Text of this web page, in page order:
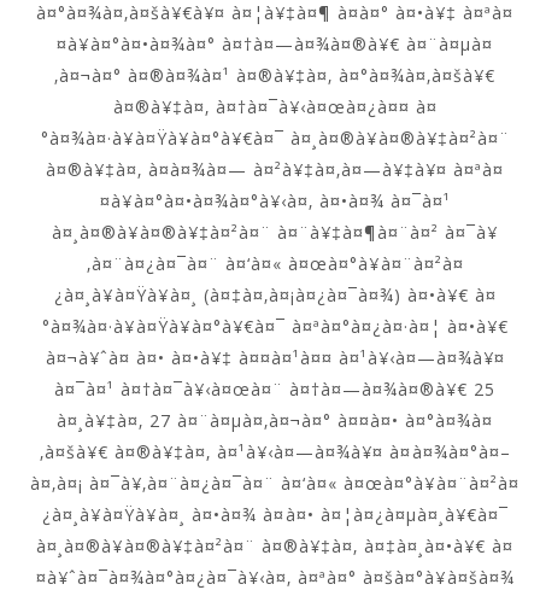
à¤°à¤¾à¤‚à¤šà¥€à¥¤ à¤¦à¥‡à¤¶ à¤­à¤° à¤•à¥‡ à¤ªà¤
¤à¥à¤°à¤•à¤¾à¤° à¤†à¤—à¤¾à¤®à¥€ à¤¨à¤µà¤
‚à¤¬à¤° à¤®à¤¾à¤¹ à¤®à¥‡à¤‚ à¤°à¤¾à¤‚à¤šà¥€
à¤®à¥‡à¤‚ à¤†à¤¯à¥‹à¤œà¤¿à¤¤ à¤
°à¤¾à¤·à¥à¤Ÿà¥à¤°à¥€à¤¯ à¤¸à¤®à¥à¤®à¥‡à¤²à¤¨
à¤®à¥‡à¤‚ à¤­à¤¾à¤— à¤²à¥‡à¤‚à¤—à¥‡à¥¤ à¤ªà¤
¤à¥à¤°à¤•à¤¾à¤°à¥‹à¤‚ à¤•à¤¾ à¤¯à¤¹
à¤¸à¤®à¥à¤®à¥‡à¤²à¤¨ à¤¨à¥‡à¤¶à¤¨à¤² à¤¯à¥
‚à¤¨à¤¿à¤¯à¤¨ à¤‘à¤« à¤œà¤°à¥à¤¨à¤²à¤
¿à¤¸à¥à¤Ÿà¥à¤¸ (à¤‡à¤‚à¤¡à¤¿à¤¯à¤¾) à¤•à¥€ à¤
°à¤¾à¤·à¥à¤Ÿà¥à¤°à¥€à¤¯ à¤ªà¤°à¤¿à¤·à¤¦ à¤•à¥€
à¤¬à¥ˆà¤ à¤• à¤•à¥‡ à¤¤à¤¹à¤¤ à¤¹à¥‹à¤—à¤¾à¥¤
à¤¯à¤¹ à¤†à¤¯à¥‹à¤œà¤¨ à¤†à¤—à¤¾à¤®à¥€ 25
à¤¸à¥‡à¤‚ 27 à¤¨à¤µà¤‚à¤¬à¤° à¤¤à¤• à¤°à¤¾à¤
‚à¤šà¥€ à¤®à¥‡à¤‚ à¤¹à¥‹à¤—à¤¾à¥¤ à¤à¤¾à¤°à¤–
à¤‚à¤¡ à¤¯à¥‚à¤¨à¤¿à¤¯à¤¨ à¤‘à¤« à¤œà¤°à¥à¤¨à¤²à¤
¿à¤¸à¥à¤Ÿà¥à¤¸ à¤•à¤¾ à¤à¤• à¤¦à¤¿à¤µà¤¸à¥€à¤¯
à¤¸à¤®à¥à¤®à¥‡à¤²à¤¨ à¤®à¥‡à¤‚ à¤‡à¤¸à¤•à¥€ à¤
¤à¥ˆà¤¯à¤¾à¤°à¤¿à¤¯à¥‹à¤‚ à¤ªà¤° à¤šà¤°à¥à¤šà¤¾